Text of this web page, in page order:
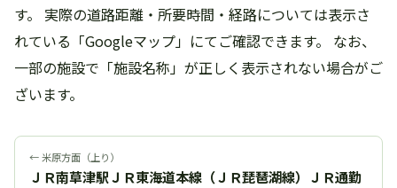
す。 実際の道路距離・所要時間・経路については表示さ
れている「Googleマップ」にてご確認できます。 なお、
一部の施設で「施設名称」が正しく表示されない場合がご
ざいます。
← 米原方面（上り）
ＪＲ南草津駅ＪＲ東海道本線（ＪＲ琵琶湖線）ＪＲ通勤